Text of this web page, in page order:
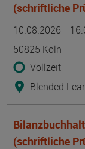
(schriftliche
10.08.2026 -
50825 Köln
Vollzeit
Blended
(schriftliche